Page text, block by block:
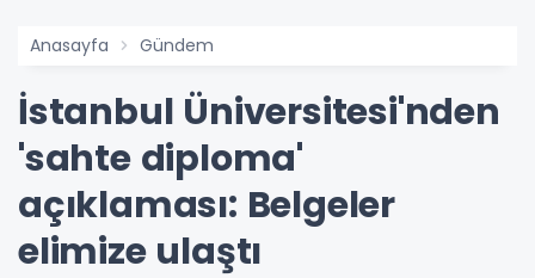
Anasayfa Gündem
İstanbul Üniversitesi'nden
'sahte diploma'
açıklaması: Belgeler
elimize ulaştı